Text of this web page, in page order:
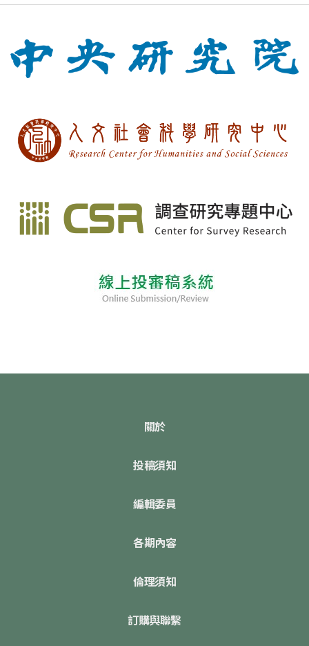
關於
投稿須知
編輯委員
各期內容
倫理須知
訂購與聯繫